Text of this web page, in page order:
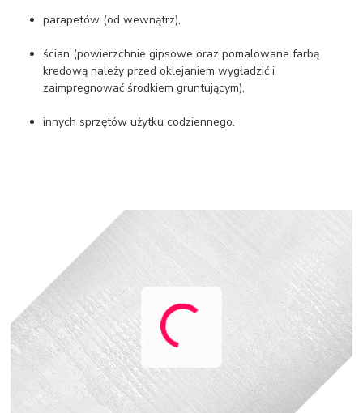
parapetów (od wewnątrz),
ścian (powierzchnie gipsowe oraz pomalowane farbą
kredową należy przed oklejaniem wygładzić i
zaimpregnować środkiem gruntującym),
innych sprzętów użytku codziennego.